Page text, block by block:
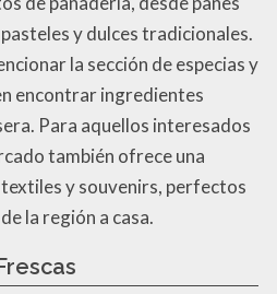
y dulces tradicionales.
la sección de especias y
encontrar ingredientes
Para aquellos interesados
también ofrece una
y souvenirs, perfectos
la región a casa.